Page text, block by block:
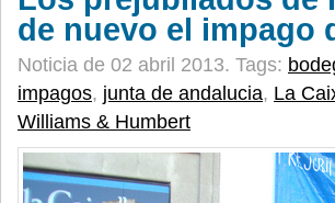
de nuevo el impago
Noticia de 02 abril 2013. Tags:
impagos, junta de andalucia, La
Williams & Humbert